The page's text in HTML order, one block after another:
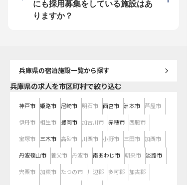
が磨かれます。四季の移ろいを感じ
ながら、プロの技を支えるやりがい
を共に分かち合いましょう。
き続けられる環境です。あなたの温
かいホスピタリティで、お客様が心
ことが好
にも採用募集をしている施設はあ
りますか？
兵庫県の宿泊施設一覧から探す
兵庫県の求人を市区町村で絞り込む
神戸市 姫路市 尼崎市 明石市 西宮市 洲本市 芦屋市
伊丹市 相生市 豊岡市 加古川市 赤穂市 西脇市
宝塚市 三木市 高砂市 川西市 小野市 三田市 加西市
丹波篠山市 養父市 丹波市 南あわじ市 朝来市 淡路市
宍粟市 加東市 たつの市 川辺郡 多可郡 加古郡